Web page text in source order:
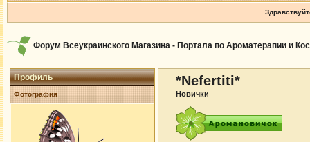
Форум Всеукраинского Магазина - Портала по Ароматерапии и
Профиль
Фотография
*Nefertiti*
Новички